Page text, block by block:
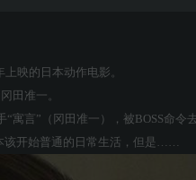
映的日本动作电影。
田准一。
“寓言”（冈田准一），被BOSS命
该开始普通的日常生活，但是……